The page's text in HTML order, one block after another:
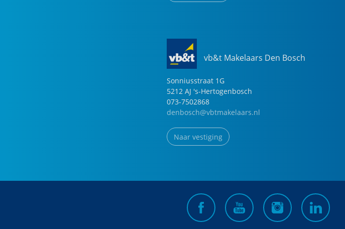
vb&t Makelaars Den Bosch
Sonniusstraat 1G
5212 AJ 's-Hertogenbosch
073-7502868
denbosch@vbtmakelaars.nl
Naar vestiging